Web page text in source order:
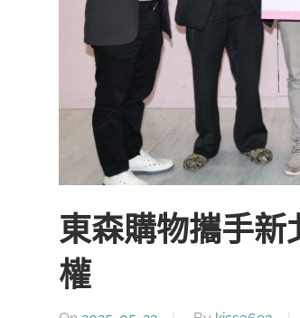
東森購物攜手新
權